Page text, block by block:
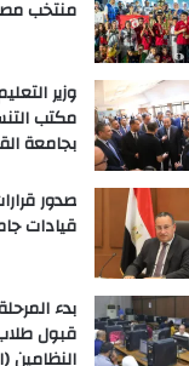
منتخب
وزير
مكتب
بجامعة
صدور
قيادات
بدء
قبول طلاب